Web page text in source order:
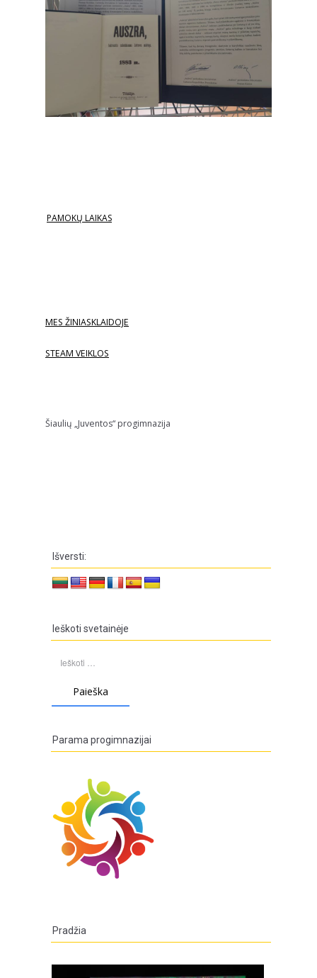
PAMOKŲ LAIKAS
MES ŽINIASKLAIDOJE
STEAM VEIKLOS
Šiaulių „Juventos“ progimnazija
Išversti:
Ieškoti svetainėje
Parama progimnazijai
Pradžia